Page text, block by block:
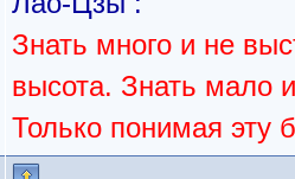
Знать много и не
высота. Знать мало
Только понимая эту